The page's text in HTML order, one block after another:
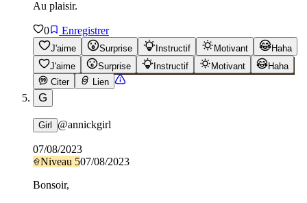
Au plaisir.
0 Enregistrer
J'aime Surprise Instructif Motivant
Haha
J'aime
Surprise Instructif Motivant
Haha
Citer
Lien
G
Girl @annickgirl
07/08/2023
Niveau 507/08/2023
Bonsoir,